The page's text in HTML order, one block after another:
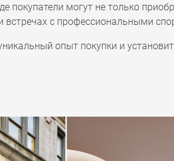
покупатели могут не только
встречах с профессиональными
опыт покупки и